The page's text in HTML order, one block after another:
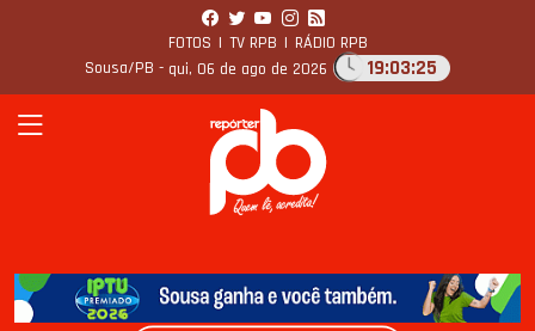
FOTOS | TV RPB | RÁDIO RPB
Sousa/PB - qui, 06 de ago de 2026 19:03:27